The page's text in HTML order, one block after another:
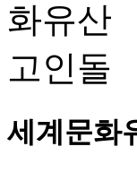
세계문화